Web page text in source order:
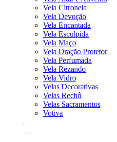
Vela Citronela
Vela Devoção
Vela Encantada
Vela Esculpida
Vela Maço
Vela Oração Protetor
Vela Perfumada
Vela Rezando
Vela Vidro
Velas Decorativas
Velas Rechô
Velas Sacramentos
Votiva